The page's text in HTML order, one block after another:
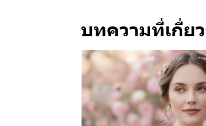
บทความที่เกี่ย